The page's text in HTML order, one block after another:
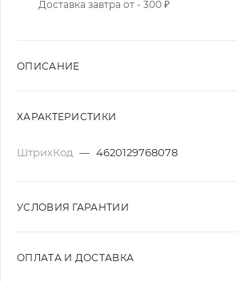
Доставка завтра от - 300 ₽
ОПИСАНИЕ
ХАРАКТЕРИСТИКИ
ШтрихКод — 4620129768078
УСЛОВИЯ ГАРАНТИИ
ОПЛАТА И ДОСТАВКА